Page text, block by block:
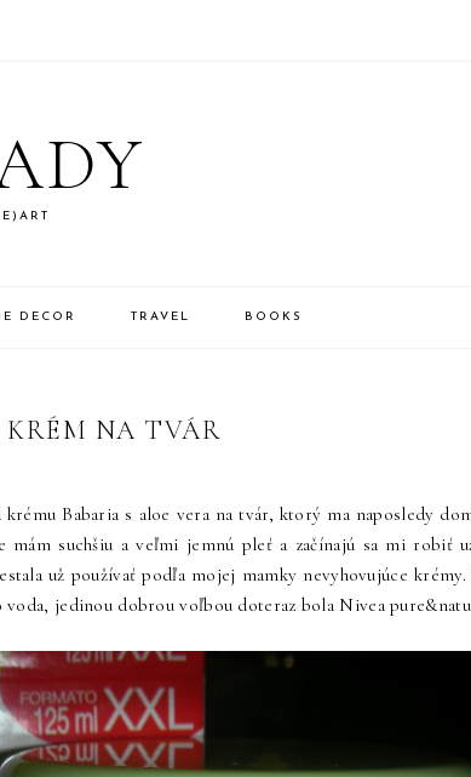
DECOR TRAVEL BOOKS
NA TVÁR
Babaria s aloe vera na tvár, ktorý ma naposledy
mám suchšiu a veľmi jemnú pleť a začínajú sa mi robiť
už používať podľa mojej mamky nevyhovujúce krémy.
jedinou dobrou voľbou doteraz bola Nivea